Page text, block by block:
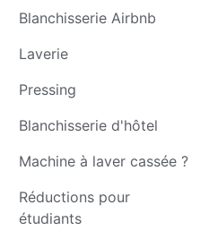
Blanchisserie Airbnb
Laverie
Pressing
Blanchisserie d'hôtel
Machine à laver cassée ?
Réductions pour
étudiants